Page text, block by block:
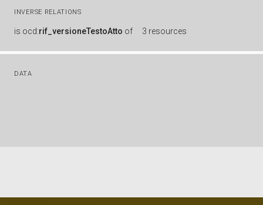
INVERSE RELATIONS
is ocd:rif_versioneTestoAtto of 3 resources
DATA